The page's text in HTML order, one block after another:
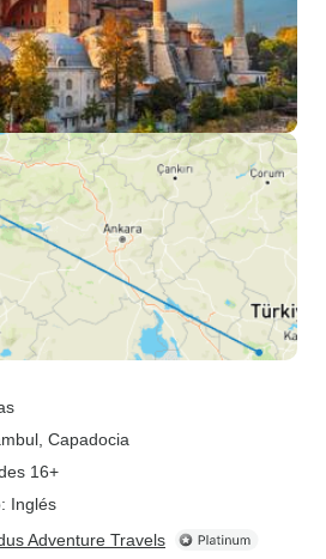
, Capadocia
16+
Inglés
Adventure Travels